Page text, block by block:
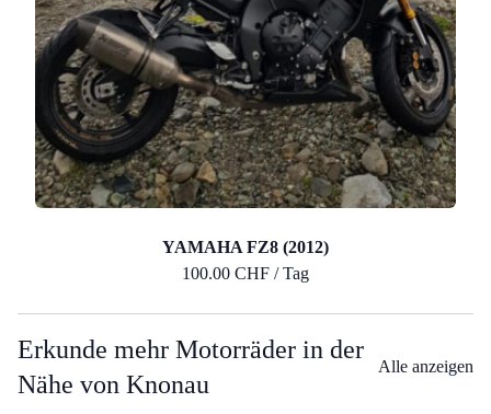
YAMAHA FZ8 (2012)
100.00 CHF / Tag
Erkunde mehr Motorräder in der
Nähe von Knonau
Alle anzeigen